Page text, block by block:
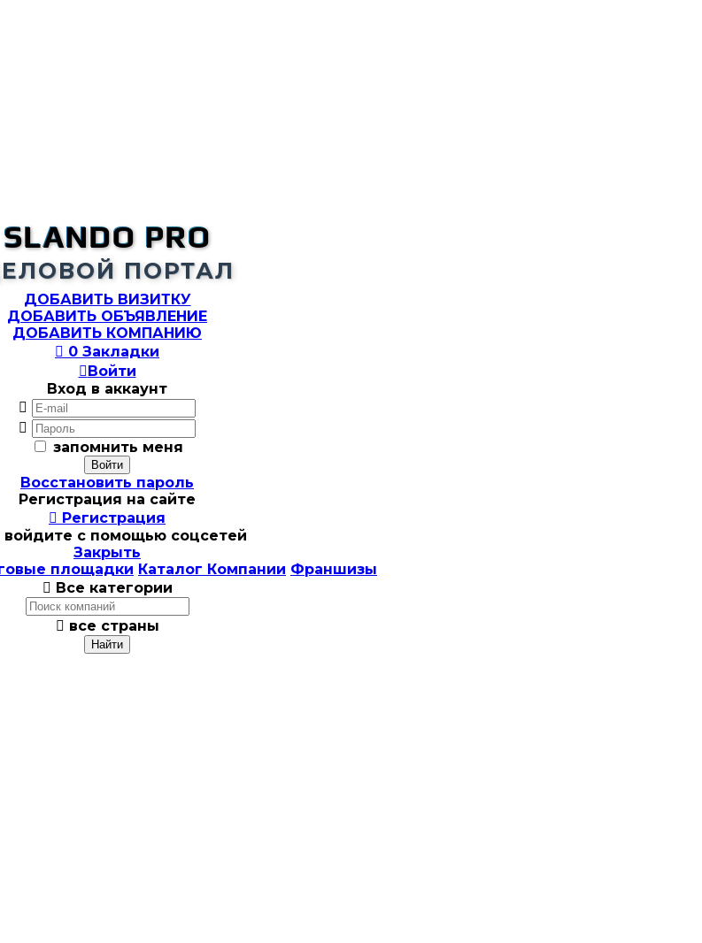
SLANDO PRO
ПОРТАЛ
ДОБАВИТЬ ВИЗИТКУ
ДОБАВИТЬ ОБЪЯВЛЕНИЕ
ДОБАВИТЬ КОМПАНИЮ
 0 Закладки
Войти
Вход в аккаунт


запомнить меня
Восстановить пароль
Регистрация на сайте
 Регистрация
войдите с помощью соцсетей
Закрыть
площадки Каталог Компании Франшизы
 Все категории
 все страны